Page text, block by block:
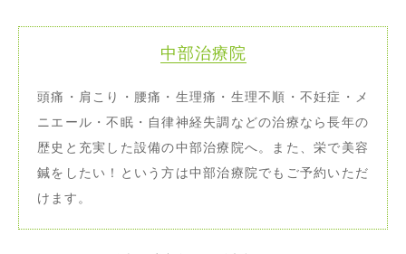
中部治療院
頭痛・肩こり・腰痛・生理痛・生理不順・不妊症・メ
ニエール・不眠・自律神経失調などの治療なら長年の
歴史と充実した設備の中部治療院へ。また、栄で美容
鍼をしたい！という方は中部治療院でもご予約いただ
けます。